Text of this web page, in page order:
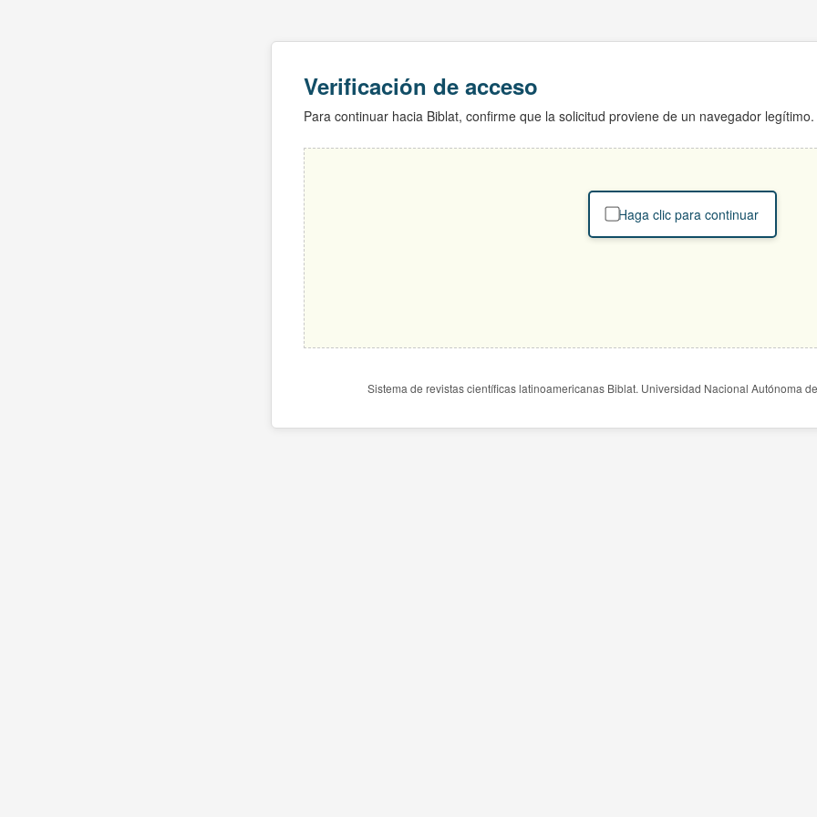
Verificación de acceso
Para continuar hacia Biblat, confirme que la solicitud proviene de un navegador legítimo.
Haga clic para continuar
Sistema de revistas científicas latinoamericanas Biblat. Universidad Nacional Autónoma